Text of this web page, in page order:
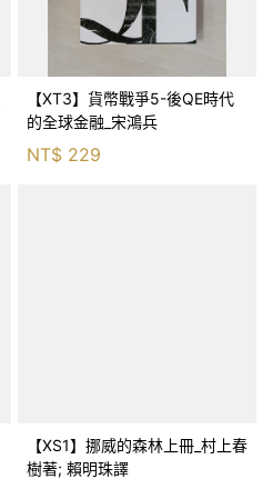
【XT3】貨幣戰爭5-後QE時代
的全球金融_宋鴻兵
NT$ 229
【XS1】挪威的森林上冊_村上春
樹著; 賴明珠譯